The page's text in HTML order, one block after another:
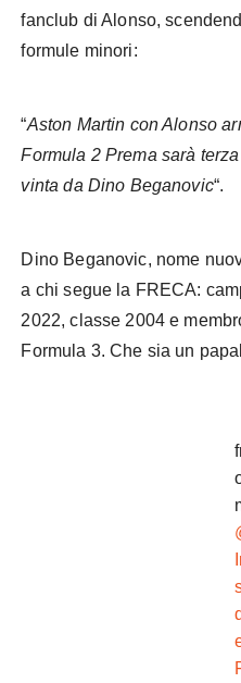
fanclub di Alonso,
formule minori:
“Aston Martin con Alonso
Formula 2 Prema sarà
vinta da Dino Beganovic“.
Dino Beganovic, nome
a chi segue la FRECA:
2022, classe 2004 e
Formula 3. Che sia un
d